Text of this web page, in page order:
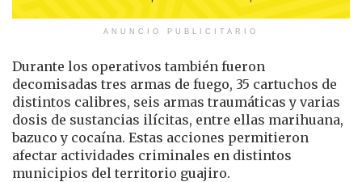
ANUNCIO PUBLICITARIO
Durante los operativos también fueron
decomisadas tres armas de fuego, 35 cartuchos de
distintos calibres, seis armas traumáticas y varias
dosis de sustancias ilícitas, entre ellas marihuana,
bazuco y cocaína. Estas acciones permitieron
afectar actividades criminales en distintos
municipios del territorio guajiro.